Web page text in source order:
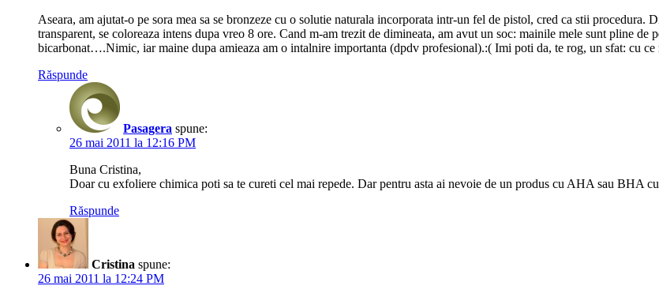
Aseara, am ajutat-o pe sora mea sa se bronzeze cu o solutie naturala incorporata intr-un fel de pistol, cred ca stii
transparent, se coloreaza intens dupa vreo 8 ore. Cand m-am trezit de dimineata, am avut un soc: mainile mele sunt pline de
bicarbonat….Nimic, iar maine dupa amieaza am o intalnire importanta (dpdv profesional).:( Imi poti da, te rog, un sfat: cu ce
Răspunde
Pasagera spune:
26 mai 2011 la 12:16 PM
Buna Cristina,
Doar cu exfoliere chimica poti sa te cureti cel mai repede. Dar pentru asta ai nevoie de un produs cu AHA sau BHA
Răspunde
Cristina spune:
26 mai 2011 la 12:24 PM